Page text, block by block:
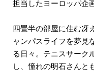
担当したヨーロッパ企
四畳半の部屋に住む冴
ャンパスライフを夢見
る日々。テニスサーク
し、憧れの明石さんと